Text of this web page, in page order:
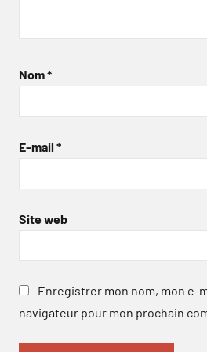
Nom*
E-mail *
Site web
Enregistrer mon nom, mon e-
navigateur pour mon prochain